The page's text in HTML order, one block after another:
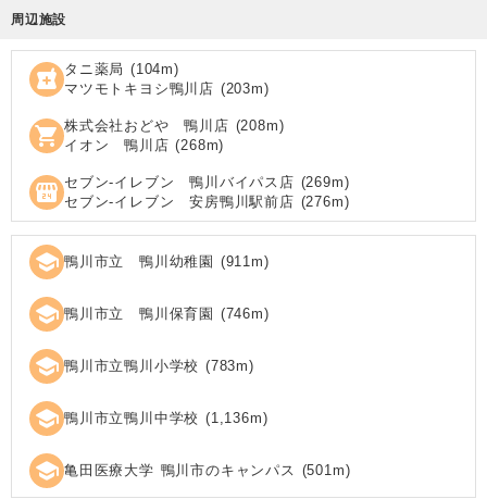
周辺施設
local_pharmacy タニ薬局 (104m)
マツモトキヨシ鴨川店 (203m)
shopping_cart 株式会社おどや 鴨川店 (208m)
イオン 鴨川店 (268m)
local_convenience_store セブン‐イレブン 鴨川バイパス店 (269m)
セブン‐イレブン 安房鴨川駅前店 (276m)
school 鴨川市立 鴨川幼稚園 (911m)
school 鴨川市立 鴨川保育園 (746m)
school 鴨川市立鴨川小学校 (783m)
school 鴨川市立鴨川中学校 (1,136m)
school 亀田医療大学 鴨川市のキャンパス (501 m)